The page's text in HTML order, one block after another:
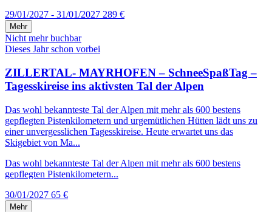
29/01/2027 - 31/01/2027 289 €
Mehr
Nicht mehr buchbar
Dieses Jahr schon vorbei
ZILLERTAL- MAYRHOFEN – SchneeSpaßTag –
Tagesskireise ins aktivsten Tal der Alpen
Das wohl bekannteste Tal der Alpen mit mehr als 600 bestens
gepflegten Pistenkilometern und urgemütlichen Hütten lädt uns zu
einer unvergesslichen Tagesskireise. Heute erwartet uns das
Skigebiet von Ma...
Das wohl bekannteste Tal der Alpen mit mehr als 600 bestens
gepflegten Pistenkilometern...
30/01/2027 65 €
Mehr